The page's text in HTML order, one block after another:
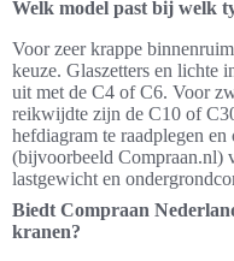
Welk model past bij welk
Voor zeer krappe
keuze. Glaszetters en lichte
uit met de C4 of C6. Voor
reikwijdte zijn de C10 of
hefdiagram te raadplegen
(bijvoorbeeld Compraan.nl)
lastgewicht en
Biedt Compraan
kranen?